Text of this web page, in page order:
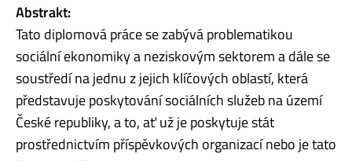
Abstrakt:
Tato diplomová práce se zabývá problematikou
sociální ekonomiky a neziskovým sektorem a dále se
soustředí na jednu z jejich klíčových oblastí, která
představuje poskytování sociálních služeb na území
České republiky, a to, ať už je poskytuje stát
prostřednictvím příspěvkových organizací nebo je tato